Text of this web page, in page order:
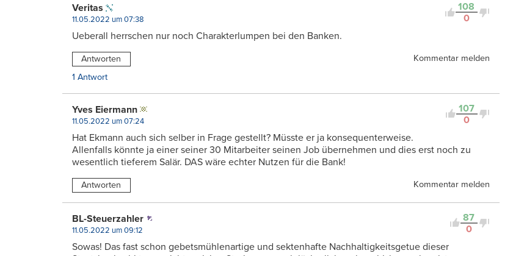
108
0
Veritas
11.05.2022 um 07:38
Ueberall herrschen nur noch Charakterlumpen bei den Banken.
Antworten
Kommentar melden
1 Antwort
107
0
Yves Eiermann
11.05.2022 um 07:24
Hat Ekmann auch sich selber in Frage gestellt? Müsste er ja konsequenterweise.
Allenfalls könnte ja einer seiner 30 Mitarbeiter seinen Job übernehmen und dies erst noch zu
wesentlich tieferem Salär. DAS wäre echter Nutzen für die Bank!
Antworten Kommentar melden
87
0
BL-Steuerzahler
11.05.2022 um 09:12
Sowas! Das fast schon gebetsmühlenartige und sektenhafte Nachhaltigkeitsgetue dieser